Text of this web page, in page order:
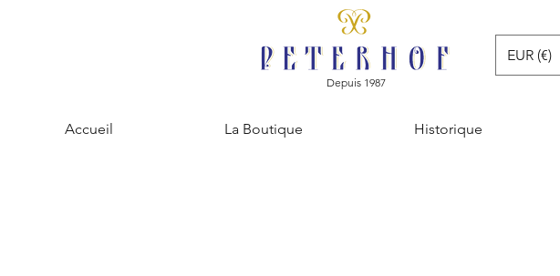
EUR (€)
Depuis 1987
Accueil La Boutique Historique